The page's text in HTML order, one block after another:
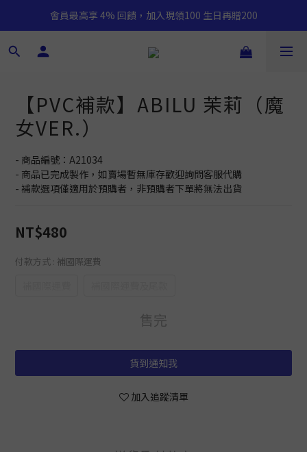
會員最高享 4% 回饋，加入現領100 生日再贈200
【PVC補款】ABILU 茉莉（魔
女VER.）
- 商品編號：A21034
- 商品已完成製作，如賣場暫無庫存歡迎詢問客服代購
- 補款選項僅適用於預購者，非預購者下單將無法出貨
NT$480
付款方式 : 補國際運費
售完
貨到通知我
加入追蹤清單